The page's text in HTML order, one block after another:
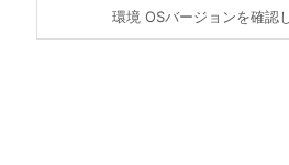
環境 OSバージョンを確